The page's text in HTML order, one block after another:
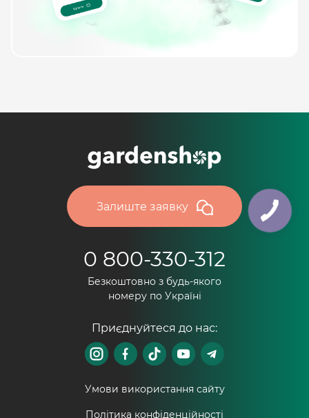
Залиште заявку
0 800-330-312
Безкоштовно з будь-якого
номеру по Україні
Приєднуйтеся до нас:
Умови використання сайту
Політика конфіденційності